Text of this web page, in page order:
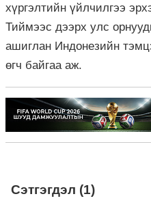
хүргэлтийн үйлчилгээ
Тиймээс дээрх улс
ашиглан Индонезийн
өгч байгаа аж.
Сэтгэгдэл (1)